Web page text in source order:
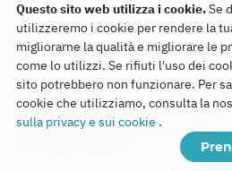
Copyright © 2026
Watch Tower Bible and Tract Society of
Questo sito web utilizza i cookie.Se
utilizzeremo i cookie per rendere la
migliorarne la qualità e migliorare le
come lo utilizzi. Se rifiuti l'uso dei
sito potrebbero non funzionare. Per
cookie che utilizziamo, consulta la
sulla privacy e sui cookie .